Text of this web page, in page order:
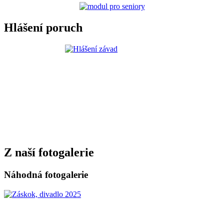
Hlášení poruch
Z naší fotogalerie
Náhodná fotogalerie